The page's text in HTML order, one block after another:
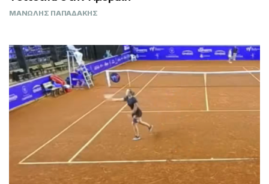
ΜΑΝΩΛΗΣ ΠΑΠΑΔΑΚΗΣ